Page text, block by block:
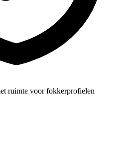
ruimte voor fokkerprofielen